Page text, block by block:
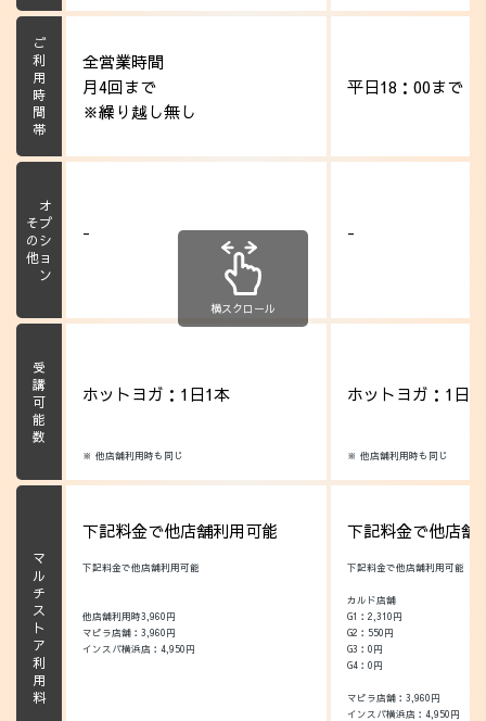
ご利用時間帯
全営業時間
月4回まで
※繰り越し無し
平日18：00まで
オプション
その他 - -
受講可能数 ホットヨガ：1日1本
※ 他店舗利用時も同じ
ホットヨガ：1日1
※ 他店舗利用時も同じ
マルチストア利用料
下記料金で他店舗利用可能
下記料金で他店舗利用可能
他店舗利用時3,960円
マピラ店舗：3,960円
インスパ横浜店：4,950円
下記料金で他店舗
下記料金で他店舗利用可能
カルド店舗
G1：2,310円
G2：550円
G3：0円
G4：0円
マピラ店舗：3,960円
インスパ横浜店：4,950円
横スクロール